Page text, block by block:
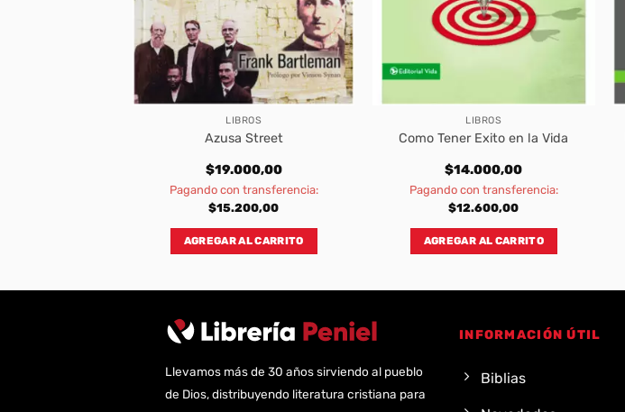
LIBROS
Azusa Street
$19.000,00
Pagando con transferencia:
$15.200,00
AGREGAR AL CARRITO
LIBROS
Como Tener Exito en la Vida
$14.000,00
Pagando con transferencia:
$12.600,00
AGREGAR AL CARRITO
Llevamos más de 30 años sirviendo al pueblo
de Dios, distribuyendo literatura cristiana para
INFORMACIÓN ÚTIL
Biblias